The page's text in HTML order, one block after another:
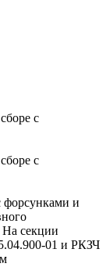
с
с
форсунками и
На секции
01 и РКЗЧ